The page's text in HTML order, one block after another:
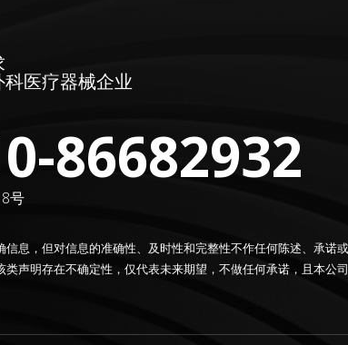
医疗器械企业
86682932
号
息，但对信息的准确性、及时性和完整性不作任何陈述、承诺或
声明存在不确定性，仅代表未来期望，不做任何承诺，且本公司